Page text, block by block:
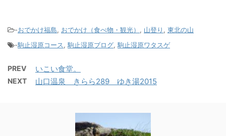
-おでかけ福島, おでかけ（食べ物・観光） , 山登り , 東北の山
-駒止湿原コース, 駒止湿原ブログ, 駒止湿原ワタスゲ
PREV いこい食堂。
NEXT 山口温泉 きらら289 ゆき湯2015